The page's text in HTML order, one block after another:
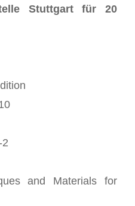
Stuttgart für 20
and Materials for